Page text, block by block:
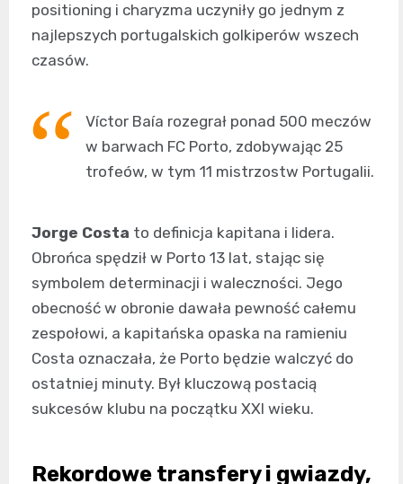
positioning i charyzma uczyniły go jednym z
najlepszych portugalskich golkiperów wszech
czasów.
Víctor Baía rozegrał ponad 500 meczów
w barwach FC Porto, zdobywając 25
trofeów, w tym 11 mistrzostw Portugalii.
Jorge Costa to definicja kapitana i lidera.
Obrońca spędził w Porto 13 lat, stając się
symbolem determinacji i waleczności. Jego
obecność w obronie dawała pewność całemu
zespołowi, a kapitańska opaska na ramieniu
Costa oznaczała, że Porto będzie walczyć do
ostatniej minuty. Był kluczową postacią
sukcesów klubu na początku XXI wieku.
Rekordowe transfery i gwiazdy,